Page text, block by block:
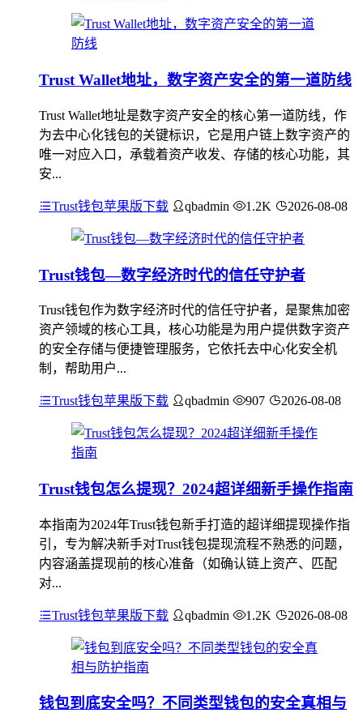
Trust Wallet地址，数字资产安全的第一道防线
Trust Wallet地址是数字资产安全的核心第一道防线，作
为去中心化钱包的关键标识，它是用户链上数字资产的
唯一对应入口，承载着资产收发、存储的核心功能，其
安...
Trust钱包苹果版下载 qbadmin 1.2K 2026-08-08
Trust钱包—数字经济时代的信任守护者
Trust钱包作为数字经济时代的信任守护者，是聚焦加密
资产领域的核心工具，核心功能是为用户提供数字资产
的安全存储与便捷管理服务，它依托去中心化安全机
制，帮助用户...
Trust钱包苹果版下载 qbadmin 907 2026-08-08
Trust钱包怎么提现？2024超详细新手操作指南
本指南为2024年Trust钱包新手打造的超详细提现操作指
引，专为解决新手对Trust钱包提现流程不熟悉的问题，
内容涵盖提现前的核心准备（如确认链上资产、匹配
对...
Trust钱包苹果版下载 qbadmin 1.2K 2026-08-08
钱包到底安全吗？不同类型钱包的安全真相与